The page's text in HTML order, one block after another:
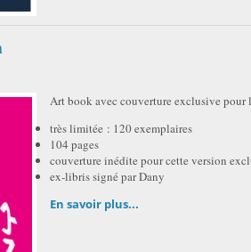
Art book avec couverture exclusive
très limitée : 120 exemplaires
104 pages
couverture inédite pour cette version
ex-libris signé par Dany
En savoir plus...